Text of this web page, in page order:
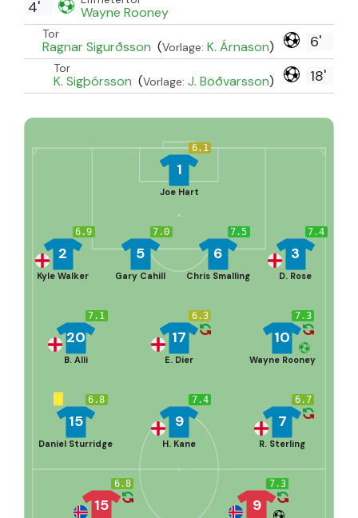
Wayne Rooney
4'
6'
Tor
Ragnar Sigurðsson (Vorlage: K. Árnason)
18'
Tor
K. Sigþórsson (Vorlage: J. Böðvarsson)
6.1
1
Joe Hart
7.4
3
D. Rose
7.5
6
Chris Smalling
7.0
5
Gary Cahill
6.9
2
Kyle Walker
7.3
10
Wayne Rooney
6.3
17
E. Dier
7.1
20
B. Alli
6.7
7
R. Sterling
7.4
9
H. Kane
6.8
15
Daniel Sturridge
6.8
15
7.3
9